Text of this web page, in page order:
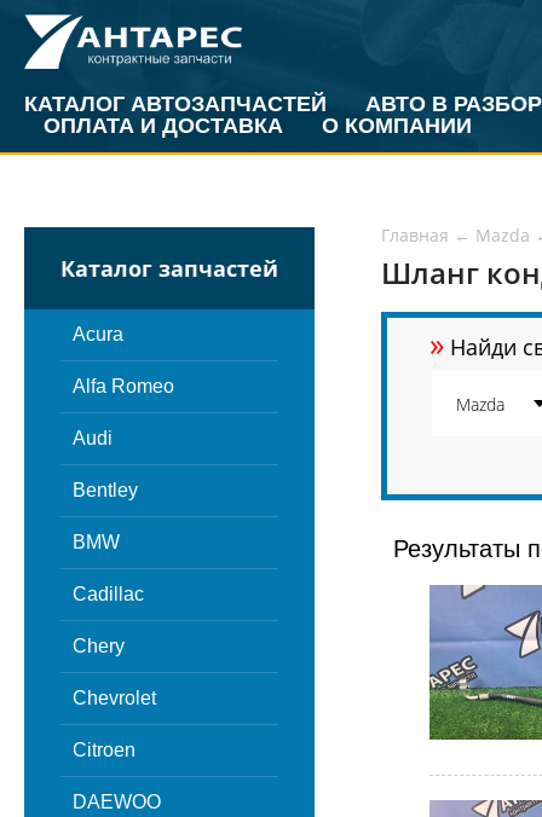
КАТАЛОГ АВТОЗАПЧАСТЕЙ
АВТО В РАЗБОР
ОПЛАТА И ДОСТАВКА
О КОМПАНИИ
Каталог запчастей
Acura
Alfa Romeo
Audi
Bentley
BMW
Cadillac
Chery
Chevrolet
Citroen
DAEWOO
Главная ← Mazda
Шланг
» Найди
Результаты